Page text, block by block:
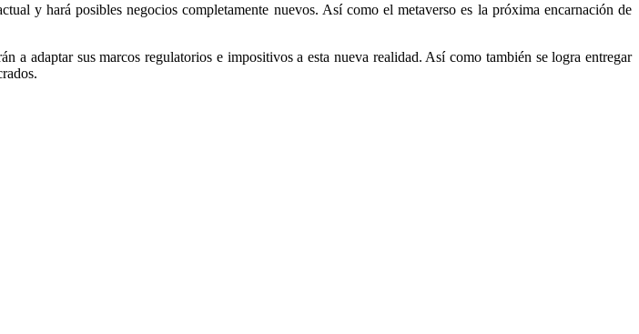
y hará posibles negocios completamente nuevos. Así como el metaverso es la próxima encarnación de
a adaptar sus marcos regulatorios e impositivos a esta nueva realidad. Así como también se logra entregar